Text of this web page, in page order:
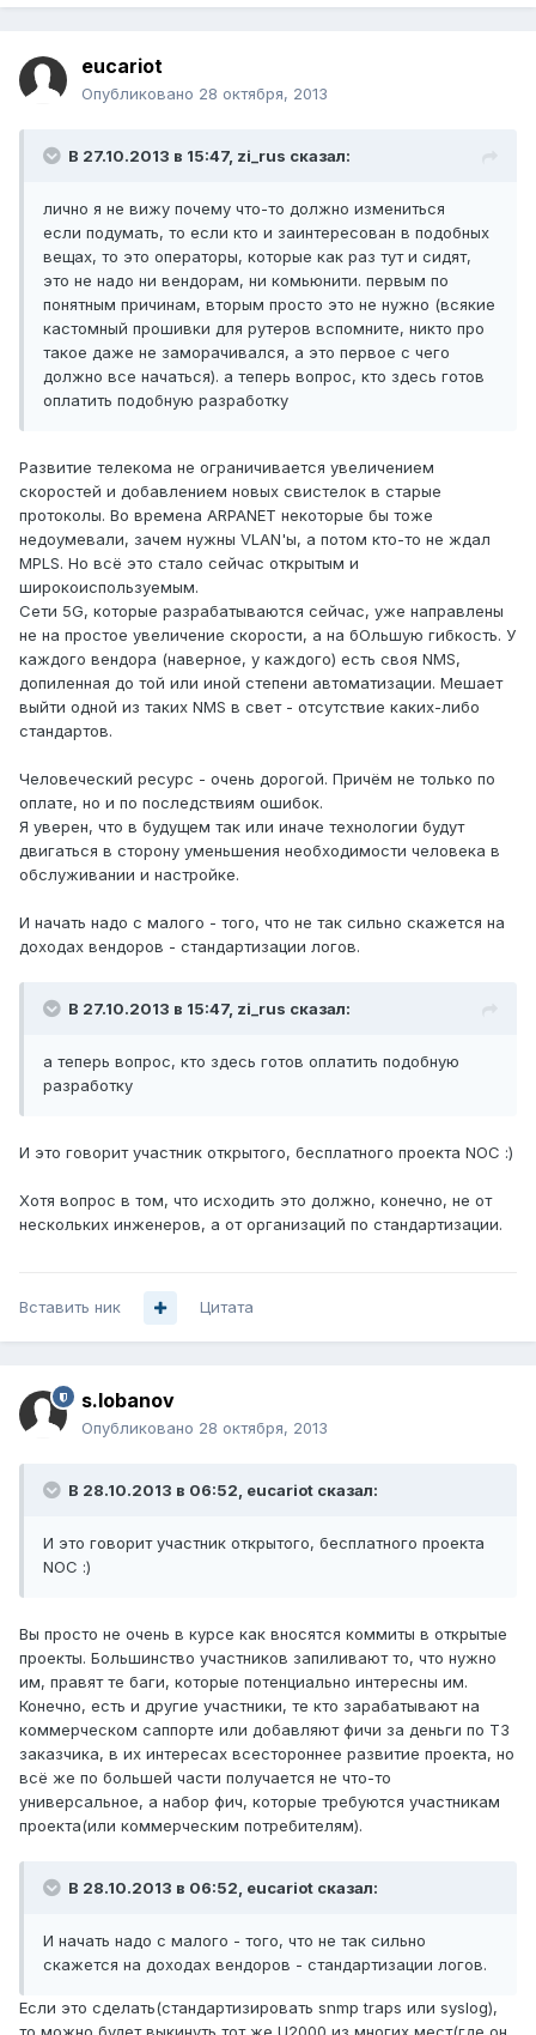
eucariot
Опубликовано 28 октября, 2013
В 27.10.2013 в 15:47, zi_rus сказал:
лично я не вижу почему что-то должно измениться
если подумать, то если кто и заинтересован в подобных
вещах, то это операторы, которые как раз тут и сидят,
это не надо ни вендорам, ни комьюнити. первым по
понятным причинам, вторым просто это не нужно (всякие
кастомный прошивки для рутеров вспомните, никто про
такое даже не заморачивался, а это первое с чего
должно все начаться). а теперь вопрос, кто здесь готов
оплатить подобную разработку
Развитие телекома не ограничивается увеличением
скоростей и добавлением новых свистелок в старые
протоколы. Во времена ARPANET некоторые бы тоже
недоумевали, зачем нужны VLAN'ы, а потом кто-то не ждал
MPLS. Но всё это стало сейчас открытым и
широкоиспользуемым.
Сети 5G, которые разрабатываются сейчас, уже направлены
не на простое увеличение скорости, а на бОльшую гибкость. У
каждого вендора (наверное, у каждого) есть своя NMS,
допиленная до той или иной степени автоматизации. Мешает
выйти одной из таких NMS в свет - отсутствие каких-либо
стандартов.
Человеческий ресурс - очень дорогой. Причём не только по
оплате, но и по последствиям ошибок.
Я уверен, что в будущем так или иначе технологии будут
двигаться в сторону уменьшения необходимости человека в
обслуживании и настройке.
И начать надо с малого - того, что не так сильно скажется на
доходах вендоров - стандартизации логов.
В 27.10.2013 в 15:47, zi_rus сказал:
а теперь вопрос, кто здесь готов оплатить подобную
разработку
И это говорит участник открытого, бесплатного проекта NOC :)
Хотя вопрос в том, что исходить это должно, конечно, не от
нескольких инженеров, а от организаций по стандартизации.
Вставить ник Цитата
s.lobanov
Опубликовано 28 октября, 2013
В 28.10.2013 в 06:52, eucariot сказал:
И это говорит участник открытого, бесплатного проекта
NOC :)
Вы просто не очень в курсе как вносятся коммиты в открытые
проекты. Большинство участников запиливают то, что нужно
им, правят те баги, которые потенциально интересны им.
Конечно, есть и другие участники, те кто зарабатывают на
коммерческом саппорте или добавляют фичи за деньги по ТЗ
заказчика, в их интересах всестороннее развитие проекта, но
всё же по большей части получается не что-то
универсальное, а набор фич, которые требуются участникам
проекта(или коммерческим потребителям).
В 28.10.2013 в 06:52, eucariot сказал:
И начать надо с малого - того, что не так сильно
скажется на доходах вендоров - стандартизации логов.
Если это сделать(стандартизировать snmp traps или syslog),